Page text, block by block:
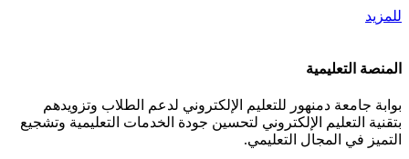
للمزيد
المنصة التعليمية
بوابة جامعة دمنهور للتعليم الإلكتروني لدعم الطلاب وتزويدهم
بتقنية التعليم الإلكتروني لتحسين جودة الخدمات التعليمية وتشجيع
التميز في المجال التعليمي.